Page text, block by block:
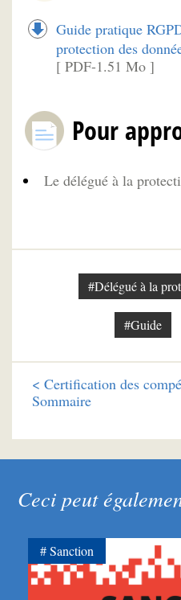
Guide pratique
protection des
[ PDF-1.51 Mo ]
Pour
Le délégué à la
#Délégué à la
#Guide
< Certification des
Sommaire
Ceci peut
Sanction